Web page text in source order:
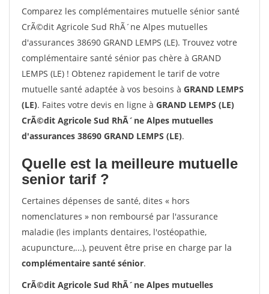
Comparez les complémentaires mutuelle sénior santé
CrÃ©dit Agricole Sud RhÃ´ne Alpes mutuelles
d'assurances 38690 GRAND LEMPS (LE). Trouvez votre
complémentaire santé sénior pas chère à GRAND
LEMPS (LE) ! Obtenez rapidement le tarif de votre
mutuelle santé adaptée à vos besoins à GRAND LEMPS
(LE). Faites votre devis en ligne à GRAND LEMPS (LE)
CrÃ©dit Agricole Sud RhÃ´ne Alpes mutuelles
d'assurances 38690 GRAND LEMPS (LE).
Quelle est la meilleure mutuelle
senior tarif ?
Certaines dépenses de santé, dites « hors
nomenclatures » non remboursé par l'assurance
maladie (les implants dentaires, l'ostéopathie,
acupuncture,...), peuvent être prise en charge par la
complémentaire santé sénior.
CrÃ©dit Agricole Sud RhÃ´ne Alpes mutuelles